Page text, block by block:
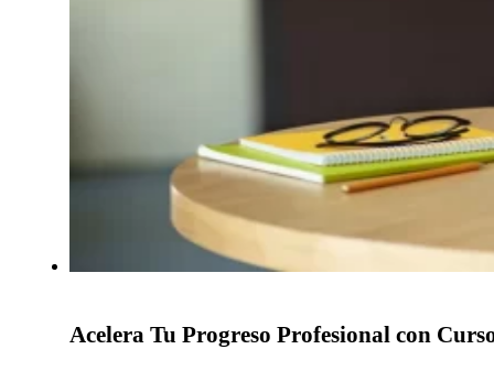
Acelera Tu Progreso Profesional con